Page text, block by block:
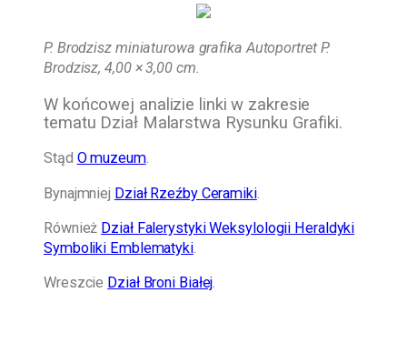
P. Brodzisz miniaturowa grafika Autoportret P.
Brodzisz, 4,00 × 3,00 cm.
W końcowej analizie linki w zakresie
tematu Dział Malarstwa Rysunku Grafiki.
Stąd O muzeum.
Bynajmniej Dział Rzeźby Ceramiki.
Również Dział Falerystyki Weksylologii Heraldyki
Symboliki Emblematyki.
Wreszcie Dział Broni Białej.